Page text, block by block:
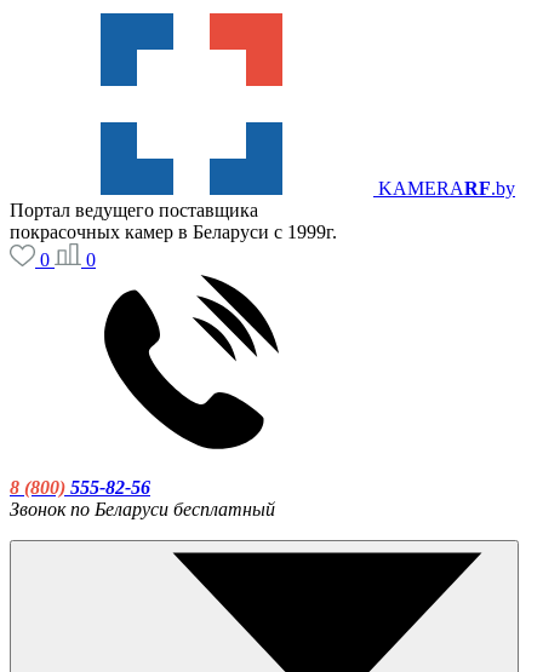
KAMERARF.by
Портал ведущего поставщика
покрасочных камер в Беларуси с 1999г.
0
0
8 (800) 555-82-56
Звонок по Беларуси бесплатный